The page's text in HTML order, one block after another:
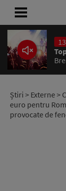
Știri > Externe>
euro pentru
provocate de
ACASĂ
ȘTIRI
RADIO